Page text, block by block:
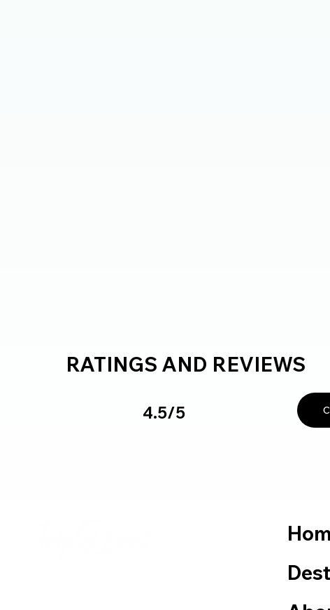
RATINGS AND REVIEWS
4.5/5